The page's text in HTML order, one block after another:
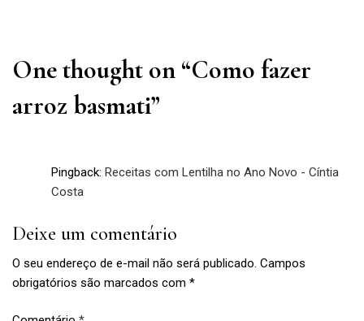
One thought on “Como fazer
arroz basmati”
Pingback: Receitas com Lentilha no Ano Novo - Cíntia
Costa
Deixe um comentário
O seu endereço de e-mail não será publicado. Campos
obrigatórios são marcados com *